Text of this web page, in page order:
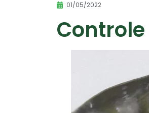
01/05/2022